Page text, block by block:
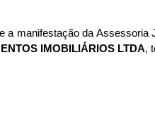
manifestação da Assessoria
IMOBILIÁRIOS LTDA,